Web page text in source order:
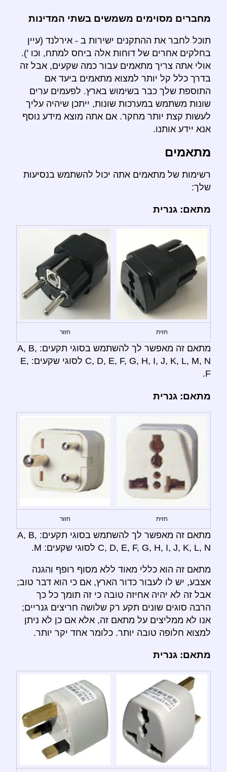
מחברים מסוימים משמשים בשתי המדינות
תוכל לחבר את ההתקנים ישירות ב - אירלנד (עיין
בחלקים אחרים של דוחות אלה ביחס למתח, וכו ').
אולי אתה צריך מתאמים עבור כמה שקעים, אבל זה
בדרך כלל קל יותר למצוא מתאמים ביעד אם
התוספת שלך כבר בשימוש בארץ. לפעמים ערים
שונות משתמש במערכות שונות, ייתכן שיהיה עליך
לעשות קצת יותר מחקר. אם אתה מוצא מידע נוסף
אנא יידע אותנו.
מתאמים
רשימות של מתאמים אתה יכול להשתמש בנסיעות
שלך:
מתאם: גנרית
חזית חזור
מתאם זה מאפשר לך להשתמש בסוגי תקעים: A, B,
C, D, E, F, G, H, I, J, K, L, M, N לסוגי שקעים: E,
F.
מתאם: גנרית
חזית חזור
מתאם זה מאפשר לך להשתמש בסוגי תקעים: A, B,
C, D, E, F, G, H, I, J, K, L, N לסוגי שקעים: M.
מתאם זה הוא כללי מאוד ללא מסוף רופף והגנה
אצבע, יש לו לעבור כדור הארץ, אם כי הוא דבר טוב;
אבל זה לא יהיה אחיזה טובה כי זה תומך כל כך
הרבה סוגים שונים תקע רק שלושה חריצים גנריים;
אנו לא ממליצים על מתאם זה, אלא אם כן לא ניתן
למצוא חלופה טובה יותר. כלומר אחד יקר יותר.
מתאם: גנרית